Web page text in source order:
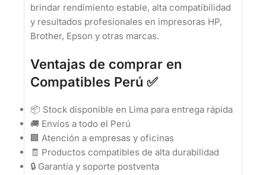
brindar rendimiento estable, alta compatibilidad
y resultados profesionales en impresoras HP,
Brother, Epson y otras marcas.
Ventajas de comprar en
Compatibles Perú ✅
📦 Stock disponible en Lima para entrega rápida
🚚 Envíos a todo el Perú
🏢 Atención a empresas y oficinas
🧾 Productos compatibles de alta durabilidad
🔒 Garantía y soporte postventa